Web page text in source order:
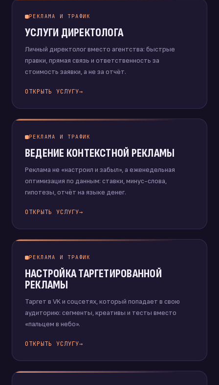
РЕКЛАМА И ТРАФИК
УСЛУГИ ДИРЕКТОЛОГА
Личный директолог вместо агентства: быстрые
правки, прямая связь и ответственность за
стоимость заявки, а не за отчёт.
ОТКРЫТЬ УСЛУГУ→
РЕКЛАМА И ТРАФИК
ВЕДЕНИЕ КОНТЕКСТНОЙ РЕКЛАМЫ
Реклама не «настроил и забыл», а еженедельная
оптимизация по данным: ставки, минус-слова,
гипотезы, отчёт на языке денег.
ОТКРЫТЬ УСЛУГУ→
РЕКЛАМА И ТРАФИК
НАСТРОЙКА ТАРГЕТИРОВАННОЙ
РЕКЛАМЫ
Таргет в VK и соцсетях, который попадает в свою
аудиторию: сегменты, креативы и тесты вместо
«пальцем в небо».
ОТКРЫТЬ УСЛУГУ→